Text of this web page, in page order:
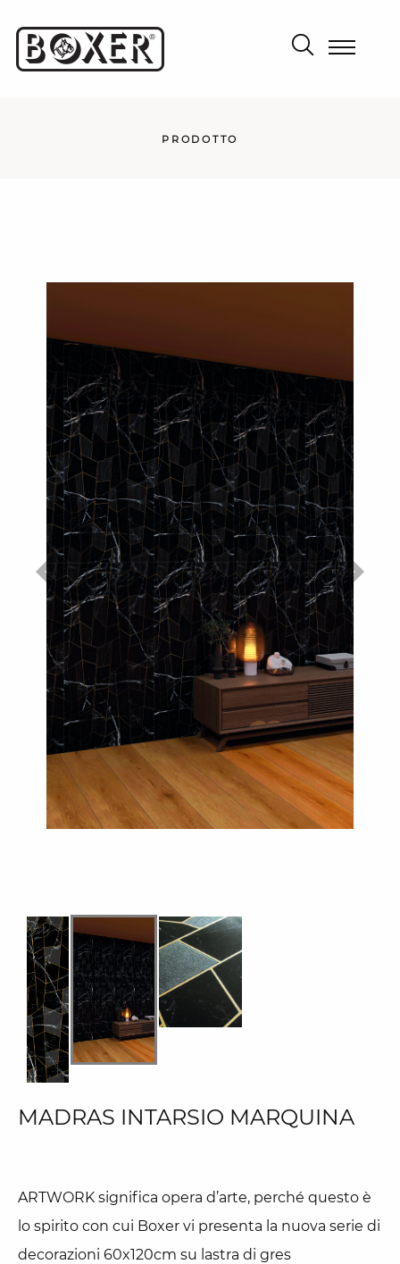
PRODOTTO
MADRAS INTARSIO MARQUINA
ARTWORK significa opera d’arte, perché questo è
lo spirito con cui Boxer vi presenta la nuova serie di
decorazioni 60x120cm su lastra di gres